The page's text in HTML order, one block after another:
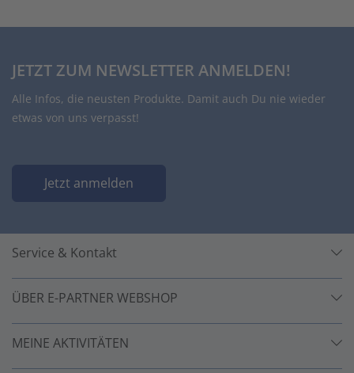
JETZT ZUM NEWSLETTER ANMELDEN!
Alle Infos, die neusten Produkte. Damit auch Du nie wieder
etwas von uns verpasst!
Jetzt anmelden
Service & Kontakt
ÜBER E-PARTNER WEBSHOP
MEINE AKTIVITÄTEN